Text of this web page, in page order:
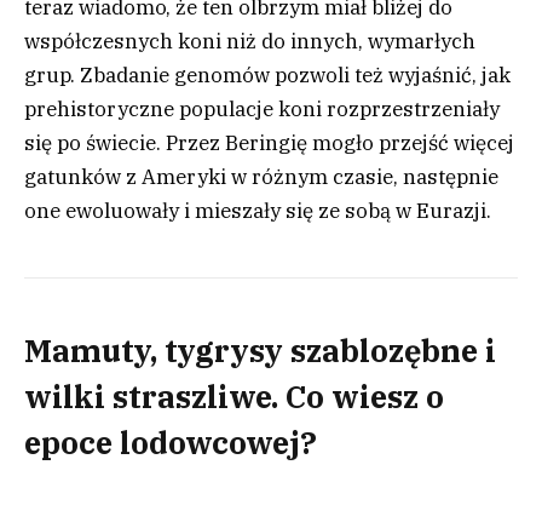
teraz wiadomo, że ten olbrzym miał bliżej do
współczesnych koni niż do innych, wymarłych
grup. Zbadanie genomów pozwoli też wyjaśnić, jak
prehistoryczne populacje koni rozprzestrzeniały
się po świecie. Przez Beringię mogło przejść więcej
gatunków z Ameryki w różnym czasie, następnie
one ewoluowały i mieszały się ze sobą w Eurazji.
Mamuty, tygrysy szablozębne i
wilki straszliwe. Co wiesz o
epoce lodowcowej?